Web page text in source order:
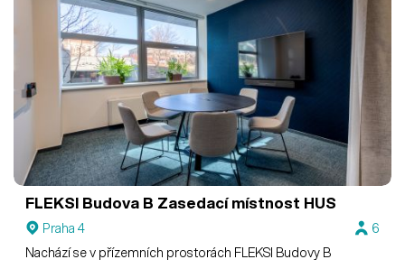
FLEKSI Budova B Zasedací místnost HUS
Praha 4
6
Nachází se v přízemních prostorách FLEKSI Budovy B